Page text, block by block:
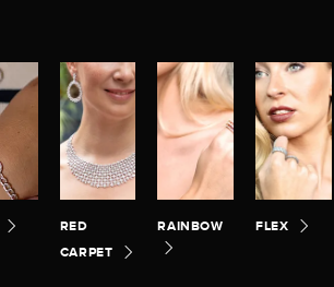
RED
CARPET
RAINBOW FLEX